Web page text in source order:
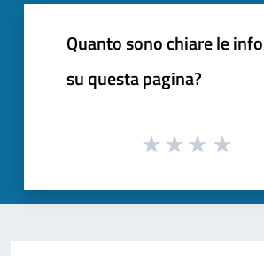
Quanto sono chiare le
su questa pagina?